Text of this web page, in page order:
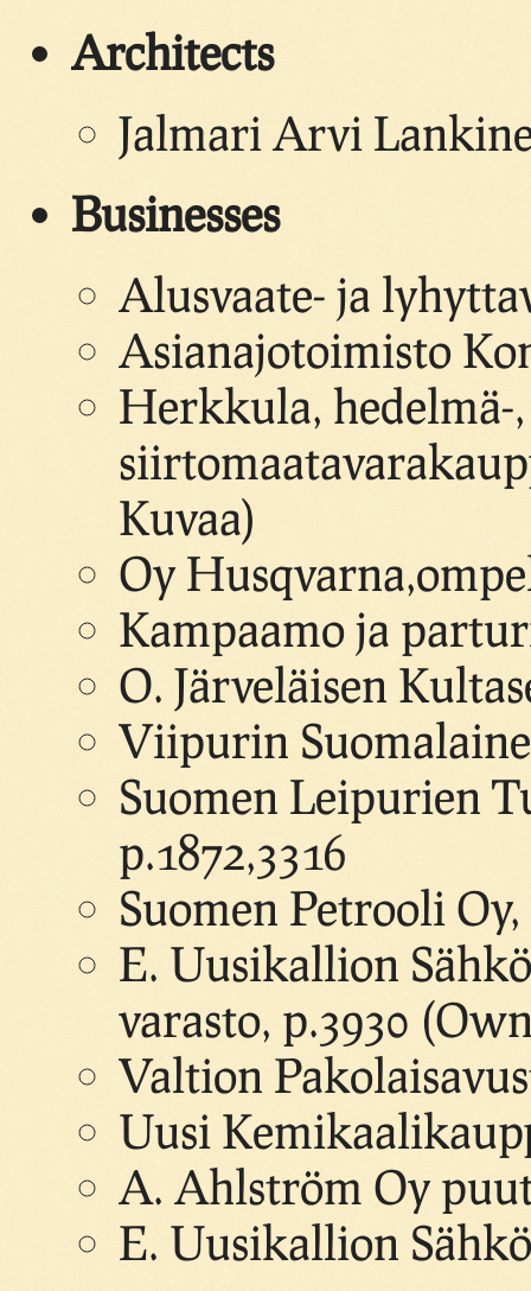
Architects
Jalmari Arvi
Businesses
Alusvaate- ja
Asianajotoimisto
Herkkula, hedelmä-
Kuvaa)
Oy
Kampaamo ja
O. Järveläisen
Viipurin
Suomen Leipurien
p.1872,3316
Suomen Petrooli
E. Uusikallion
varasto, p.3930
Valtion
Uusi
A. Ahlström Oy
E. Uusikallion